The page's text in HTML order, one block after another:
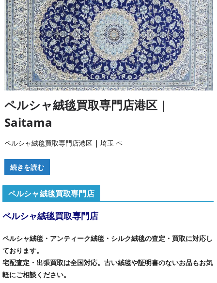
ペルシャ絨毯買取専門店港区 |
Saitama
ペルシャ絨毯買取専門店港区 | 埼玉 ペ
続きを読む
ペルシャ絨毯買取専門店
ペルシャ絨毯買取専門店
ペルシャ絨毯・アンティーク絨毯・シルク絨毯の査定・買取に対応し
ております。
宅配査定・出張買取は全国対応。古い絨毯や証明書のないお品もお気
軽にご相談ください。